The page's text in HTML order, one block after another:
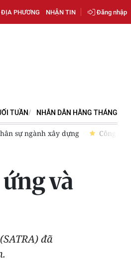
PHƯƠNG NHẬN TIN Đăng nhập
TUẦN NHÂN DÂN HẰNG THÁNG
sự ngành xây dựng Công ty
và
đã